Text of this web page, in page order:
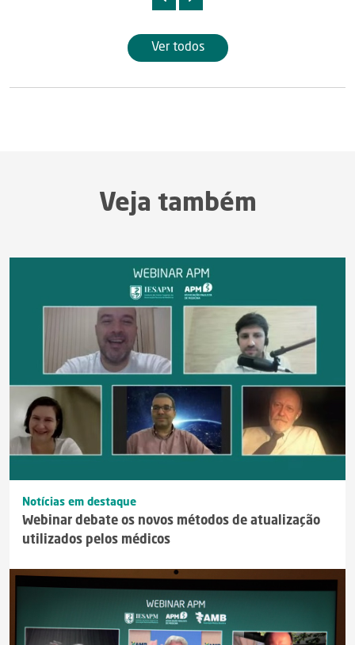
Ver todos
Veja também
Notícias em destaque
Webinar debate os novos métodos de atualização
utilizados pelos médicos